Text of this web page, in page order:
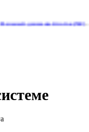
денежный поток(592)…